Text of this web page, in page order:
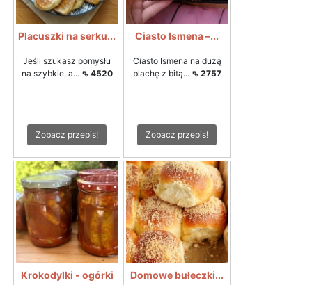
Placuszki na serku...
Jeśli szukasz pomysłu
na szybkie, a... ⇖ 4520
Zobacz przepis!
Ciasto Ismena –...
Ciasto Ismena na dużą
blachę z bitą... ⇖ 2757
Zobacz przepis!
Krokodylki - ogórki
Domowe bułeczki...